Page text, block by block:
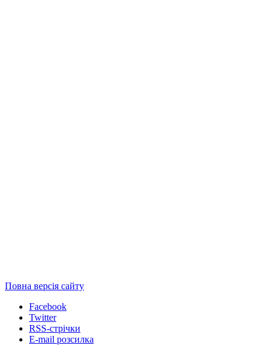
Повна версія сайту
Facebook
Twitter
RSS-стрічки
E-mail розсилка